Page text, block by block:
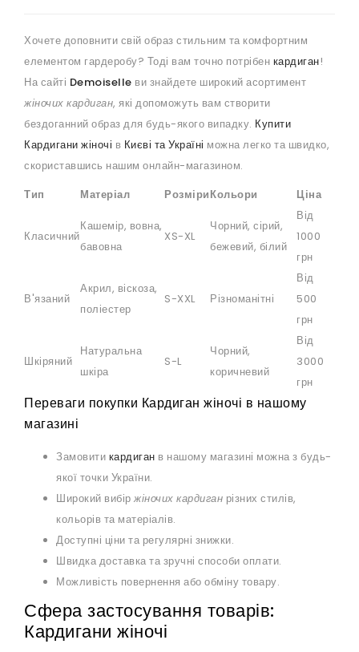
Хочете доповнити свій образ стильним та комфортним
елементом гардеробу? Тоді вам точно потрібен кардиган!
На сайті Demoiselle ви знайдете широкий асортимент
жіночих кардиган, які допоможуть вам створити
бездоганний образ для будь-якого випадку. Купити
Кардигани жіночі в Києві та Україні можна легко та швидко,
скориставшись нашим онлайн-магазином.
Тип
Матеріал РозміриКольори Ціна
Класичний
Кашемір, вовна,
бавовна
XS-XL
Чорний, сірий,
бежевий, білий
Від
1000
грн
В'язаний
Акрил, віскоза,
поліестер
S-XXL Різноманітні
Від
500
грн
Шкіряний
Натуральна
шкіра
S-L
Чорний,
коричневий
Від
3000
грн
Переваги покупки Кардиган жіночі в нашому
магазині
Замовити кардиган в нашому магазині можна з будь-
якої точки України.
Широкий вибір жіночих кардиган різних стилів,
кольорів та матеріалів.
Доступні ціни та регулярні знижки.
Швидка доставка та зручні способи оплати.
Можливість повернення або обміну товару.
Сфера застосування товарів:
Кардигани жіночі